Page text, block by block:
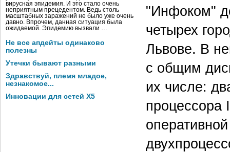
вирусная эпидемия. И это стало очень
неприятным прецедентом. Ведь столь
масштабных заражений не было уже очень
давно. Впрочем, данная ситуация была
ожидаемой. Эпидемию вызвали …
Не все апдейты одинаково
полезны
Утечки бывают разными
Здравствуй, племя младое,
незнакомое...
Инновации для сетей X5
"Инфоком"
четырех
Львове. В
с общим
их числе: